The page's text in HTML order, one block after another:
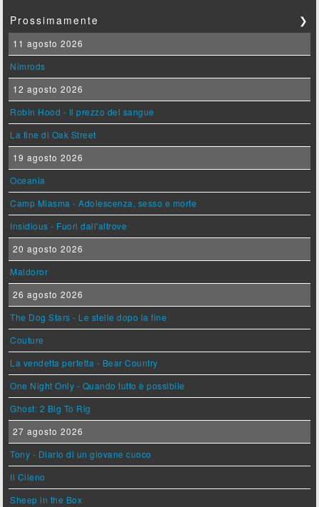
Prossimamente ❯
11 agosto 2026
Nimrods
12 agosto 2026
Robin Hood - Il prezzo del sangue
La fine di Oak Street
19 agosto 2026
Oceania
Camp Miasma - Adolescenza, sesso e morte
Insidious - Fuori dall'altrove
20 agosto 2026
Maldoror
26 agosto 2026
The Dog Stars - Le stelle dopo la fine
Couture
La vendetta perfetta - Bear Country
One Night Only - Quando tutto è possibile
Ghost: 2 Big To Rig
27 agosto 2026
Tony - Diario di un giovane cuoco
Il Cileno
Sheep in the Box